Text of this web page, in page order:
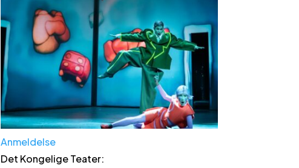
Anmeldelse
Det Kongelige Teater: